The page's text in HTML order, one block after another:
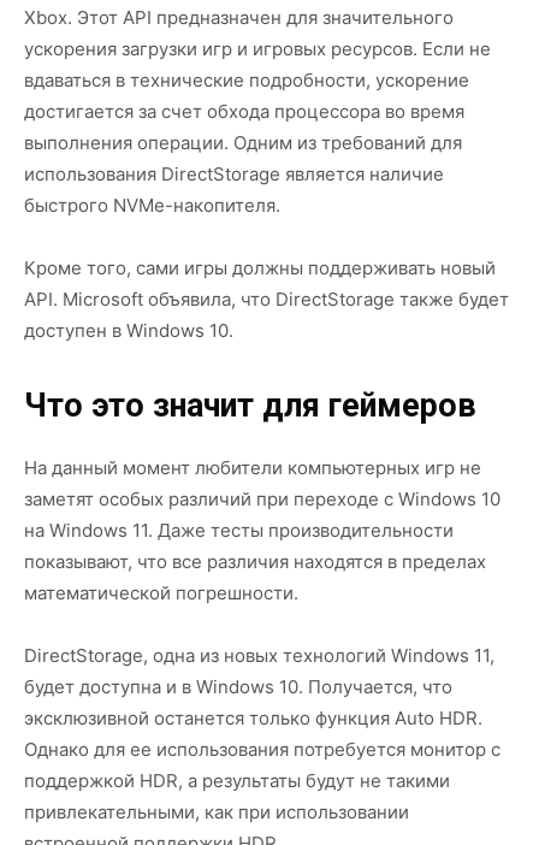
Xbox. Этот API предназначен для значительного
ускорения загрузки игр и игровых ресурсов. Если не
вдаваться в технические подробности, ускорение
достигается за счет обхода процессора во время
выполнения операции. Одним из требований для
использования DirectStorage является наличие
быстрого NVMe-накопителя.
Кроме того, сами игры должны поддерживать новый
API. Microsoft объявила, что DirectStorage также будет
доступен в Windows 10.
Что это значит для геймеров
На данный момент любители компьютерных игр не
заметят особых различий при переходе с Windows 10
на Windows 11. Даже тесты производительности
показывают, что все различия находятся в пределах
математической погрешности.
DirectStorage, одна из новых технологий Windows 11,
будет доступна и в Windows 10. Получается, что
эксклюзивной останется только функция Auto HDR.
Однако для ее использования потребуется монитор с
поддержкой HDR, а результаты будут не такими
привлекательными, как при использовании